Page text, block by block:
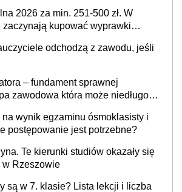
2026 za min. 251-500 zł. W
kupować wyprawki
odchodzą z zawodu, jeśli
– fundament sprawnej
zawodowa która może niedługo
wynik egzaminu ósmoklasisty i
postępowanie jest potrzebne?
Te kierunki studiów okazały się
w Rzeszowie
są w 7. klasie? Lista lekcji i liczba